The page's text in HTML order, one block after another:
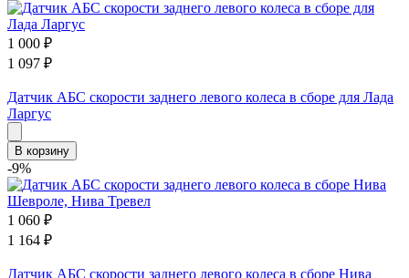
1 000 ₽
1 097 ₽
Датчик АБС скорости заднего левого колеса в сборе для Лада
Ларгус
В корзину
-9%
1 060 ₽
1 164 ₽
Датчик АБС скорости заднего левого колеса в сборе Нива